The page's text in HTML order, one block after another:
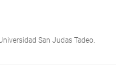
San Judas Tadeo.